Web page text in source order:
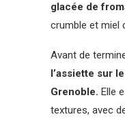
glacée de
crumble et miel
Avant de
l’assiette sur
Grenoble. Elle
textures, avec